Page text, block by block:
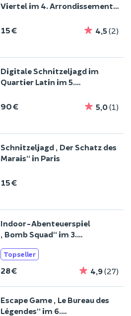
Viertel im 4. Arrondissement
15 € 4,5(2)
Digitale Schnitzeljagd im
Quartier Latin im 5.
90 € 5,0(1)
Schnitzeljagd „Der Schatz des
Marais“ in Paris
15 €
Indoor-Abenteuerspiel
„Bomb Squad“ im 3.
Topseller
28 € 4,9(27)
Escape Game „Le Bureau des
Légendes“ im 6.